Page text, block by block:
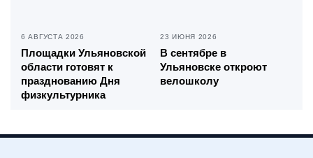
6 АВГУСТА 2026
Площадки Ульяновской
области готовят к
празднованию Дня
физкультурника
23 ИЮНЯ 2026
В сентябре в
Ульяновске откроют
велошколу